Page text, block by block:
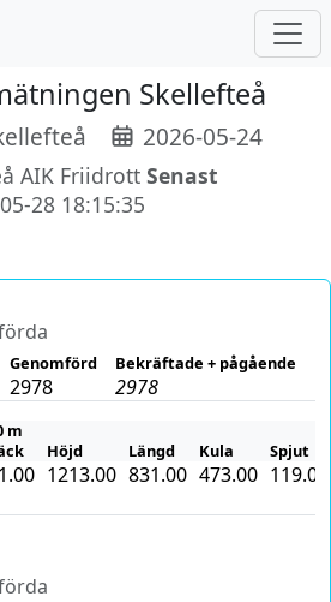
Skellefteå
2026-05-24
AIK Friidrott Senast
28 18:15:35
Genomförd Bekräftade + pågående
2978 2978
m
Höjd Längd Kula Spjut
1213.00 831.00 473.00 119.00